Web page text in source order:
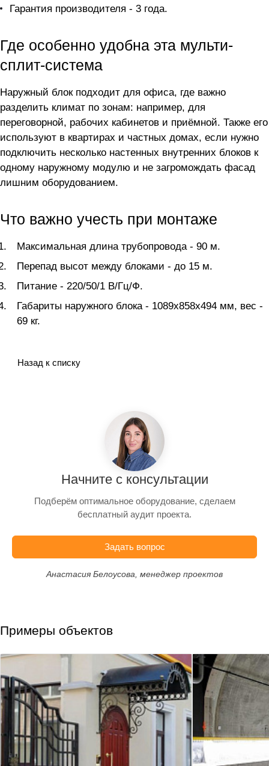
Гарантия производителя - 3 года.
Где особенно удобна эта мульти-
сплит-система
Наружный блок подходит для офиса, где важно
разделить климат по зонам: например, для
переговорной, рабочих кабинетов и приёмной. Также его
используют в квартирах и частных домах, если нужно
подключить несколько настенных внутренних блоков к
одному наружному модулю и не загромождать фасад
лишним оборудованием.
Что важно учесть при монтаже
Максимальная длина трубопровода - 90 м.
Перепад высот между блоками - до 15 м.
Питание - 220/50/1 В/Гц/Ф.
Габариты наружного блока - 1089x858x494 мм, вес -
69 кг.
Назад к списку
Начните с консультации
Подберём оптимальное оборудование, сделаем
бесплатный аудит проекта.
Задать вопрос
Анастасия Белоусова, менеджер проектов
Примеры объектов